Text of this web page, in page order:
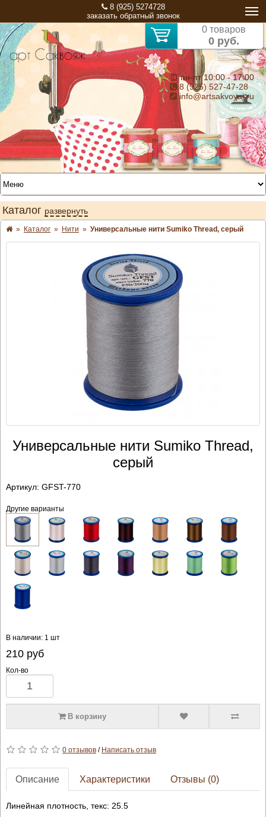
8 (925) 5274728
заказать обратный звонок
0 товаров
0 руб.
⏰ пн-пт 10:00 - 17:00
8 (925) 527-47-28
info@artsakvoyaj.ru
Каталог развернуть
» Каталог » Нити » Универсальные нити Sumiko Thread, серый
Универсальные нити Sumiko Thread,
серый
Артикул: GFST-770
Другие варианты
В наличии: 1 шт
210руб
Кол-во
В корзину
0 отзывов/ Написать отзыв
Описание Характеристики Отзывы (0)
Линейная плотность, текс: 25.5